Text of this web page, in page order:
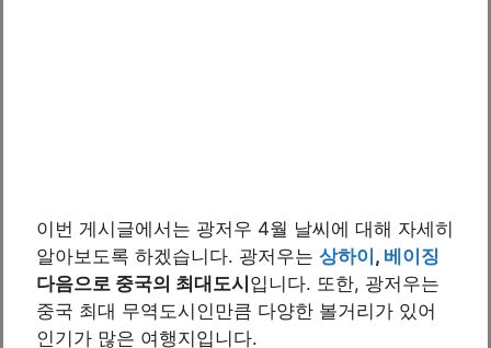
이번 게시글에서는 광저우 4월 날씨에 대해 자세히
알아보도록 하겠습니다. 광저우는 상하이, 베이징
다음으로 중국의 최대도시입니다. 또한, 광저우는
중국 최대 무역도시인만큼 다양한 볼거리가 있어
인기가 많은 여행지입니다.